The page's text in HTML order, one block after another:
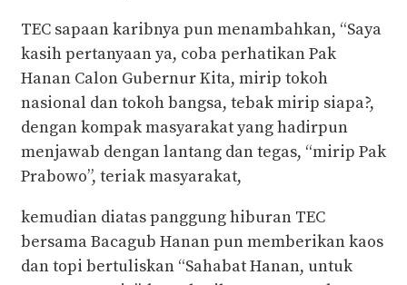
TEC sapaan karibnya pun menambahkan, “Saya
kasih pertanyaan ya, coba perhatikan Pak
Hanan Calon Gubernur Kita, mirip tokoh
nasional dan tokoh bangsa, tebak mirip siapa?,
dengan kompak masyarakat yang hadirpun
menjawab dengan lantang dan tegas, “mirip Pak
Prabowo”, teriak masyarakat,
kemudian diatas panggung hiburan TEC
bersama Bacagub Hanan pun memberikan kaos
dan topi bertuliskan “Sahabat Hanan, untuk